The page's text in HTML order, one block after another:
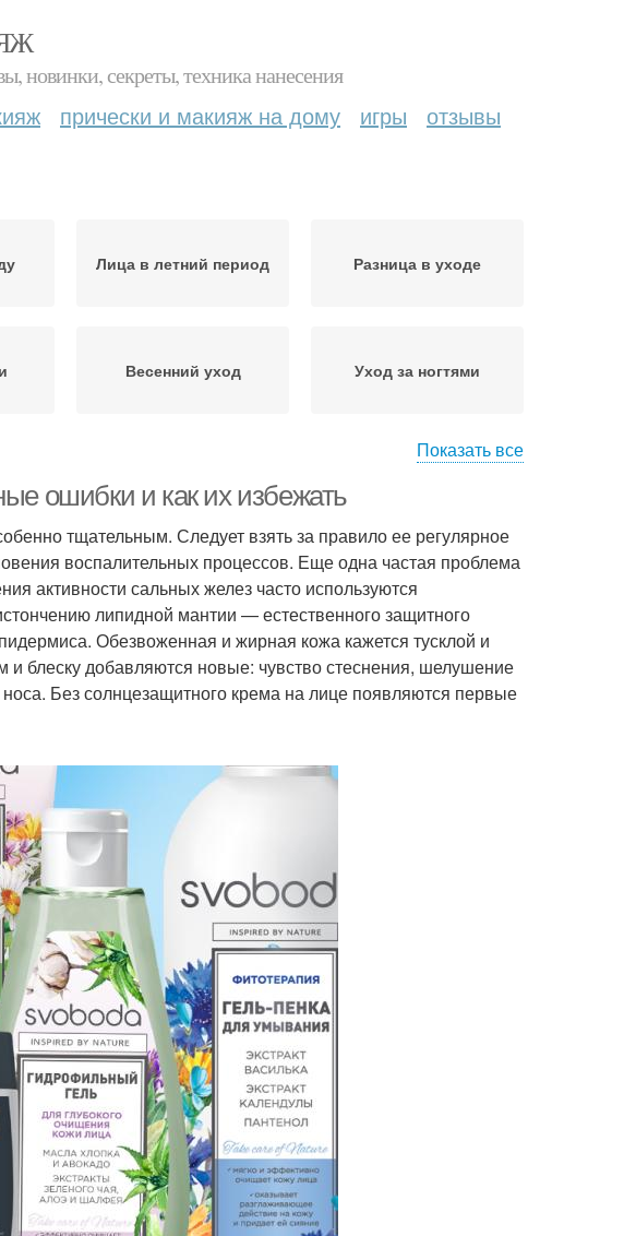
новинки, секреты, техника нанесения
прически и макияж на дому игры отзывы
Лица в летний период Разница в уходе
Весенний уход Уход за ногтями
Показать все
ошибки и как их избежать
тщательным. Следует взять за правило ее регулярное
воспалительных процессов. Еще одна частая проблема
активности сальных желез часто используются
липидной мантии — естественного защитного
Обезвоженная и жирная кожа кажется тусклой и
блеску добавляются новые: чувство стеснения, шелушение
Без солнцезащитного крема на лице появляются первые